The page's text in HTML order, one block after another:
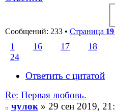
Сообщений: 233 • Страница 19
1 16 17 18
24
Ответить с цитатой
Re: Первая любовь.
чулок» 29 сен 2019,